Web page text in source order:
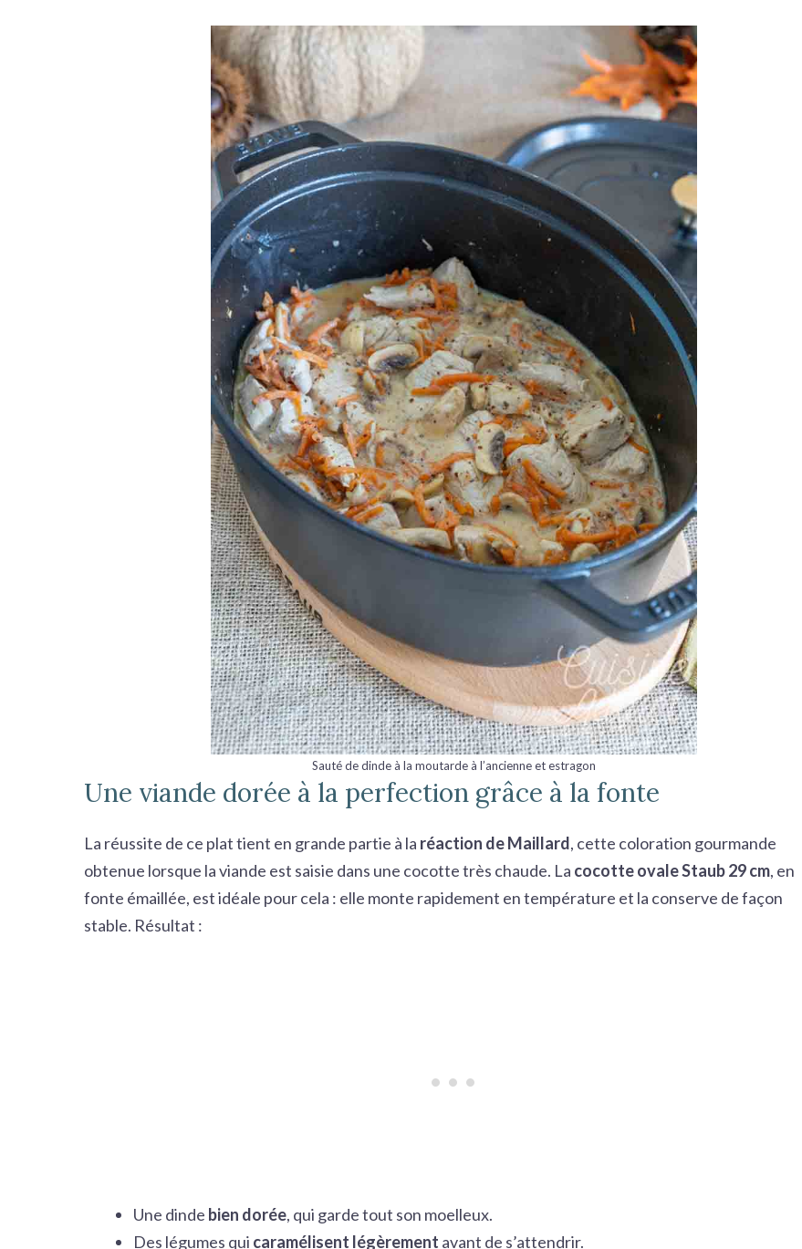
Sauté de dinde à la moutarde à l’ancienne et estragon
Une viande dorée à la perfection grâce à la fonte
La réussite de ce plat tient en grande partie à la réaction de Maillard, cette coloration gourmande
obtenue lorsque la viande est saisie dans une cocotte très chaude. La cocotte ovale Staub 29 cm, en
fonte émaillée, est idéale pour cela : elle monte rapidement en température et la conserve de façon
stable. Résultat :
Une dinde bien dorée, qui garde tout son moelleux.
Des légumes qui caramélisent légèrement avant de s’attendrir.